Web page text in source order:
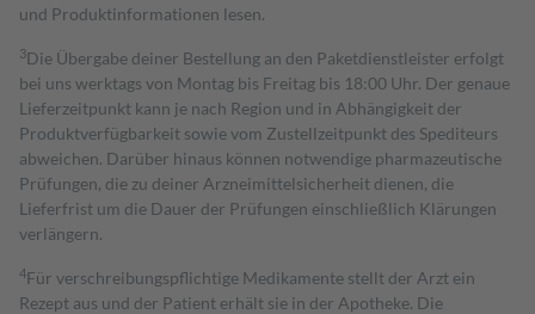
und Produktinformationen lesen.
3Die Übergabe deiner Bestellung an den Paketdienstleister erfolgt
bei uns werktags von Montag bis Freitag bis 18:00 Uhr. Der genaue
Lieferzeitpunkt kann je nach Region und in Abhängigkeit der
Produktverfügbarkeit sowie vom Zustellzeitpunkt des Spediteurs
abweichen. Darüber hinaus können notwendige pharmazeutische
Prüfungen, die zu deiner Arzneimittelsicherheit dienen, die
Lieferfrist um die Dauer der Prüfungen einschließlich Klärungen
verlängern.
4Für verschreibungspflichtige Medikamente stellt der Arzt ein
Rezept aus und der Patient erhält sie in der Apotheke. Die